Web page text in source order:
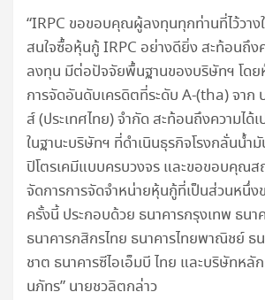
“IRPC ขอขอบคุณผู้ลงทุนทุกท่านที่ไว้วาง
สนใจซื้อหุ้นกู้ IRPC อย่างดียิ่ง สะท้อนถึง
ลงทุน มีต่อปัจจัยพื้นฐานของบริษัทฯ โดย
การจัดอันดับเครดิตที่ระดับ A-(tha) จาก
ส์ (ประเทศไทย) จำกัด สะท้อนถึงความได้
ในฐานะบริษัทฯ ที่ดำเนินธุรกิจโรงกลั่นน้ำ
ปิโตรเคมีแบบครบวงจร และขอขอบคุณส
จัดการการจัดจำหน่ายหุ้นกู้ที่เป็นส่วนหนึ่ง
ครั้งนี้ ประกอบด้วย ธนาคารกรุงเทพ ธนา
ธนาคารกสิกรไทย ธนาคารไทยพาณิชย์ ธ
ชาต ธนาคารซีไอเอ็มบี ไทย และบริษัทห
นภัทร” นายชวลิตกล่าว